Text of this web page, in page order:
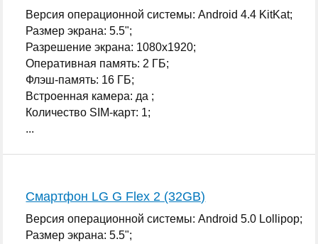
Версия операционной системы: Android 4.4 KitKat;
Размер экрана: 5.5";
Разрешение экрана: 1080x1920;
Оперативная память: 2 ГБ;
Флэш-память: 16 ГБ;
Встроенная камера: да ;
Количество SIM-карт: 1;
...
Смартфон LG G Flex 2 (32GB)
Версия операционной системы: Android 5.0 Lollipop;
Размер экрана: 5.5";